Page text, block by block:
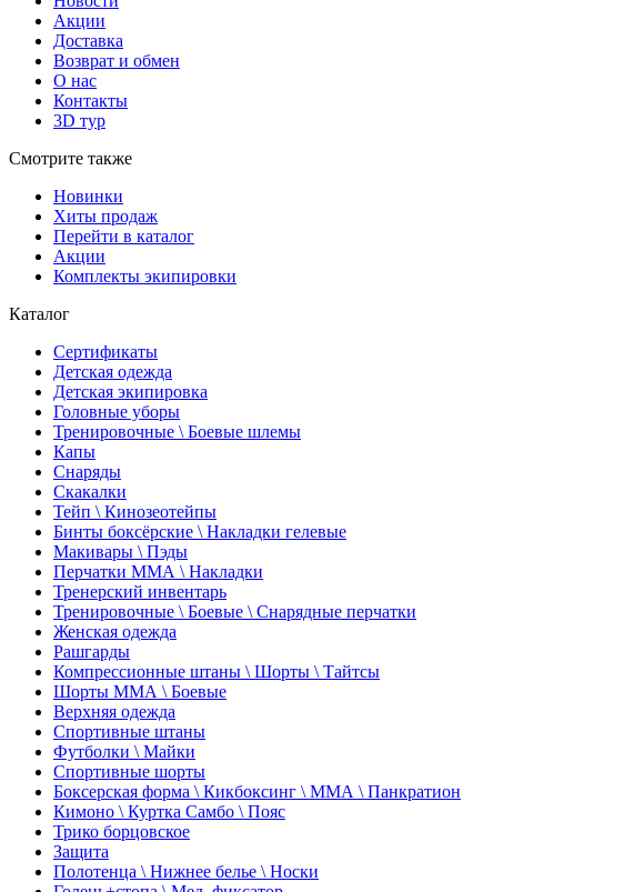
Акции
Доставка
Возврат и обмен
О нас
Контакты
3D тур
Смотрите также
Новинки
Хиты продаж
Перейти в каталог
Акции
Комплекты экипировки
Каталог
Сертификаты
Детская одежда
Детская экипировка
Головные уборы
Тренировочные \ Боевые шлемы
Капы
Снаряды
Скакалки
Тейп \ Кинозеотейпы
Бинты боксёрские \ Накладки гелевые
Макивары \ Пэды
Перчатки ММА \ Накладки
Тренерский инвентарь
Тренировочные \ Боевые \ Снарядные перчатки
Женская одежда
Рашгарды
Компрессионные штаны \ Шорты \ Тайтсы
Шорты ММА \ Боевые
Верхняя одежда
Спортивные штаны
Футболки \ Майки
Спортивные шорты
Боксерская форма \ Кикбоксинг \ ММА \ Панкратион
Кимоно \ Куртка Самбо \ Пояс
Трико борцовское
Защита
Полотенца \ Нижнее белье \ Носки